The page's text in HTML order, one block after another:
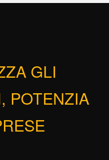
GLI
POTENZIA